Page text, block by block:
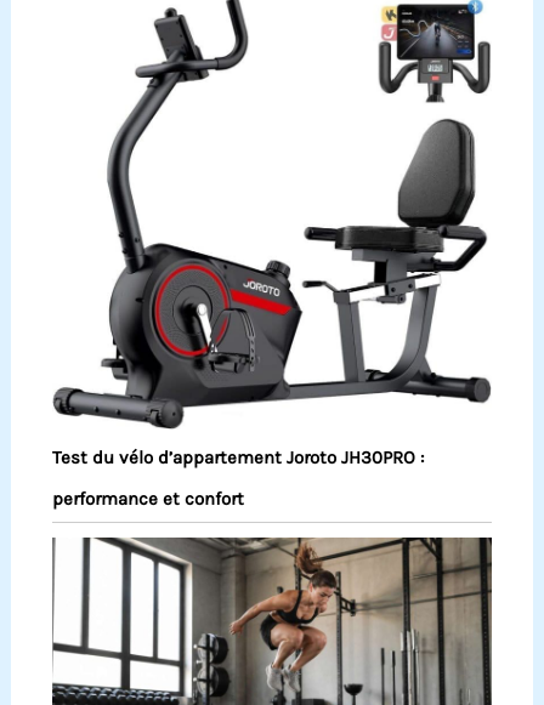
Test du vélo d’appartement Joroto JH30PRO :
performance et confort